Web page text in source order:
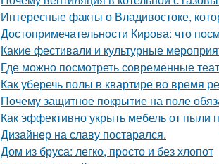
Интересные факты о Владивостоке,
Достопримечательности Кирова: что
Какие фестивали и культурные
Где можно посмотреть современные
Как уберечь полы в квартире во время
Почему защитное покрытие на поле
Как эффективно укрыть мебель от пыли
Дизайнер на славу постарался.
Дом из бруса: легко, просто и без хлопот